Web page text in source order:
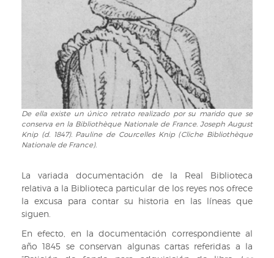
De
ella
existe
retrato
realizado
por
su
marido
que
De ella existe un único retrato realizado por su marido que se
conserva en la Bibliothèque Nationale de France. Joseph August
Knip (d. 1847). Pauline de Courcelles Knip (Cliche Bibliothèque
Nationale de France).
La variada documentación de la Real Biblioteca
relativa a la Biblioteca particular de los reyes nos ofrece
la excusa para contar su historia en las líneas que
siguen.
En efecto, en la documentación correspondiente al
año 1845 se conservan algunas cartas referidas a la